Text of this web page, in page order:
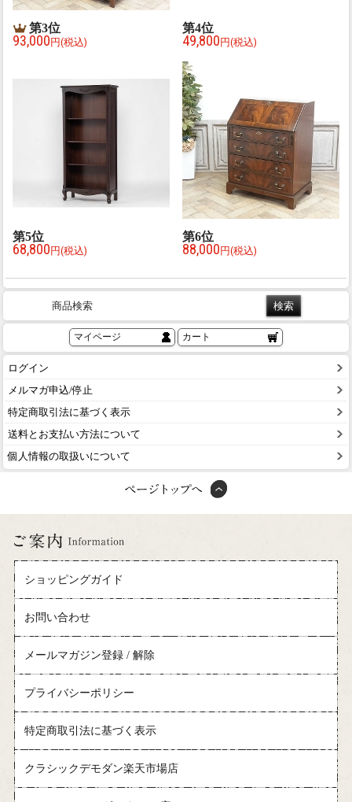
第3位
93,000 円(税込)
第4位
49,800 円(税込)
第5位
68,800 円(税込)
第6位
88,000 円(税込)
商品検索
マイページ カート
ログイン
メルマガ申込/停止
特定商取引法に基づく表示
送料とお支払い方法について
個人情報の取扱いについて
ショッピングガイド
お問い合わせ
メールマガジン登録 / 解除
プライバシーポリシー
特定商取引法に基づく表示
クラシックデモダン楽天市場店